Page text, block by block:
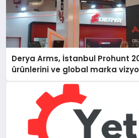
Derya Arms, İstanbul Prohunt
ürünlerini ve global marka